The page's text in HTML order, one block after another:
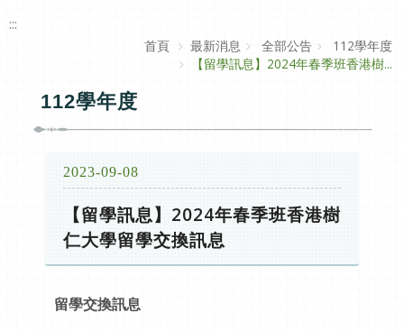
:::
首頁
最新消息 全部公告
112學年度
【留學訊息】2024年春季班香港樹...
112學年度
2023-09-08
【留學訊息】2024年春季班香港樹
仁大學留學交換訊息
留學交換訊息